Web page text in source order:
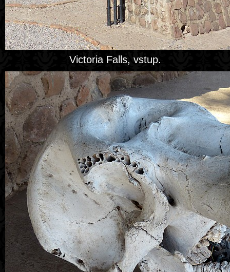
Victoria Falls, vstup.